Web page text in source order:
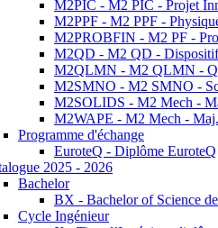
M2PIC - M2 PIC - Projet
M2PPF - M2 PPF -
M2PROBFIN - M2 PF -
M2QD - M2 QD -
M2QLMN - M2 QLMN -
M2SMNO - M2 SMNO -
M2SOLIDS - M2 Mech -
M2WAPE - M2 Mech -
Programme d'échange
EuroteQ - Diplôme EuroteQ
2025 - 2026
Bachelor
BX - Bachelor of Science
Cycle Ingénieur